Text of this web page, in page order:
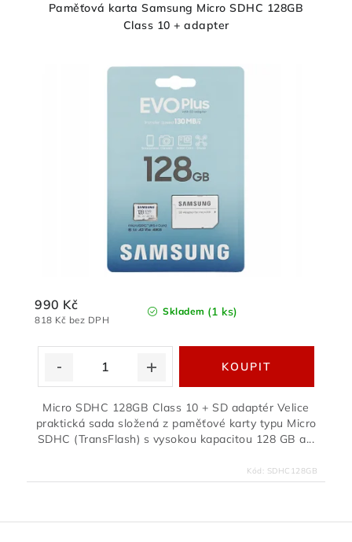
Paměťová karta Samsung Micro SDHC 128GB
Class 10 + adapter
Skladem (1 ks)
818 Kč bez DPH
990 Kč
Micro SDHC 128GB Class 10 + SD adaptér Velice
praktická sada složená z paměťové karty typu Micro
SDHC (TransFlash) s vysokou kapacitou 128 GB a...
Kód: SDHC128GB